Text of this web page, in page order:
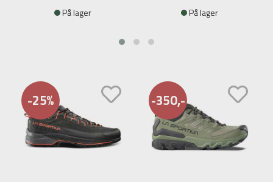
På lager På lager
-25% -350,-